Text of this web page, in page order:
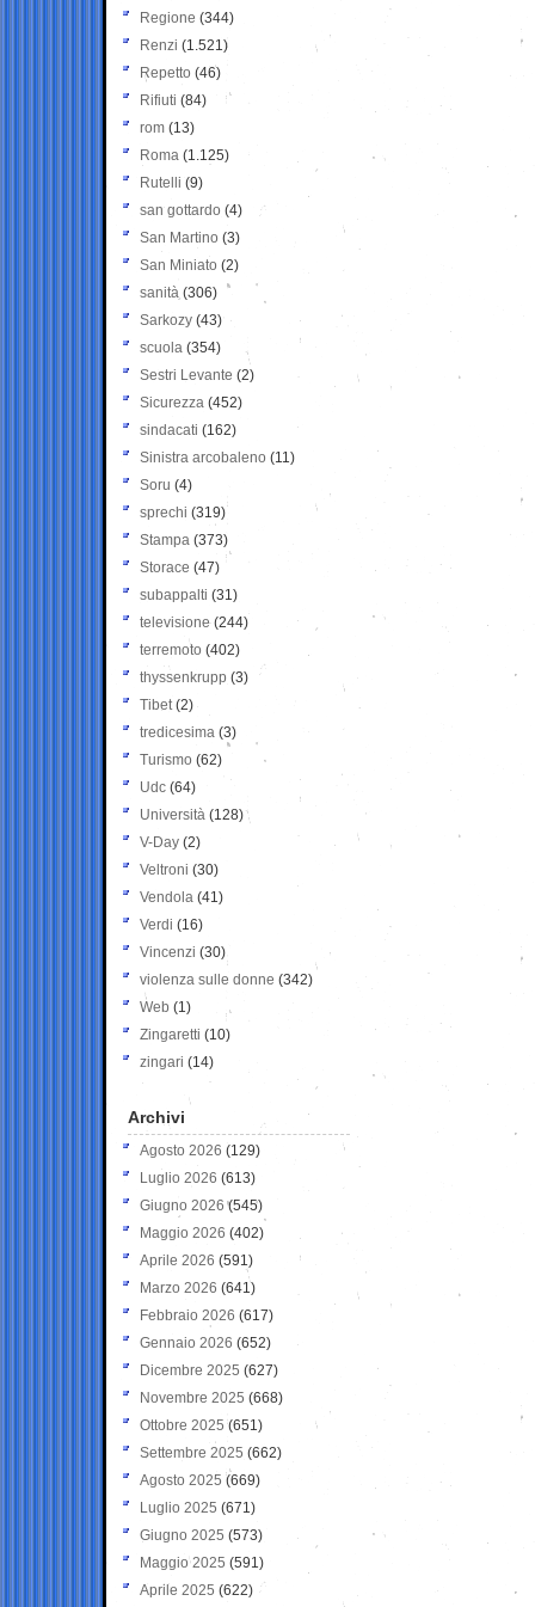
Regione (344)
Renzi (1.521)
Repetto (46)
Rifiuti (84)
rom (13)
Roma (1.125)
Rutelli (9)
san gottardo (4)
San Martino (3)
San Miniato (2)
sanità (306)
Sarkozy (43)
scuola (354)
Sestri Levante (2)
Sicurezza (452)
sindacati (162)
Sinistra arcobaleno (11)
Soru (4)
sprechi (319)
Stampa (373)
Storace (47)
subappalti (31)
televisione(244)
terremoto (402)
thyssenkrupp (3)
Tibet(2)
tredicesima (3)
Turismo (62)
Udc (64)
Università (128)
V-Day (2)
Veltroni (30)
Vendola (41)
Verdi (16)
Vincenzi (30)
violenza sulle donne (342)
Web (1)
Zingaretti (10)
zingari (14)
Archivi
Agosto 2026 (129)
Luglio 2026 (613)
Giugno 2026 (545)
Maggio 2026 (402)
Aprile 2026 (591)
Marzo 2026 (641)
Febbraio 2026 (617)
Gennaio 2026 (652)
Dicembre 2025 (627)
Novembre 2025 (668)
Ottobre 2025 (651)
Settembre 2025 (662)
Agosto 2025 (669)
Luglio 2025 (671)
Giugno 2025 (573)
Maggio 2025 (591)
Aprile 2025 (622)